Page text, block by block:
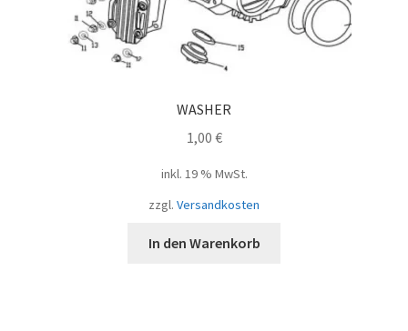
WASHER
1,00 €
inkl. 19 % MwSt.
zzgl. Versandkosten
In den Warenkorb